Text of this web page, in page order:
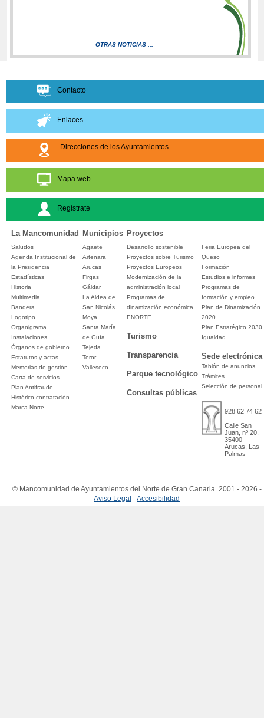
OTRAS NOTICIAS ...
Contacto
Enlaces
Direcciones de los Ayuntamientos
Mapa web
Regístrate
La Mancomunidad Municipios Proyectos
Saludos
Agenda Institucional de
la Presidencia
Estadísticas
Historia
Multimedia
Bandera
Logotipo
Organigrama
Instalaciones
Órganos de gobierno
Estatutos y actas
Memorias de gestión
Carta de servicios
Plan Antifraude
Histórico contratación
Marca Norte
Agaete
Artenara
Arucas
Firgas
Gáldar
La Aldea de
San Nicolás
Moya
Santa María
de Guía
Tejeda
Teror
Valleseco
Desarrollo sostenible
Proyectos sobre Turismo
Proyectos Europeos
Modernización de la
administración local
Programas de
dinamización económica
ENORTE
Turismo
Transparencia
Parque tecnológico
Consultas públicas
Feria Europea del
Queso
Formación
Estudios e informes
Programas de
formación y empleo
Plan de Dinamización
2020
Plan Estratégico 2030
Igualdad
Sede electrónica
Tablón de anuncios
Trámites
Selección de personal
928 62 74 62
Calle San
Juan, nº 20,
35400
Arucas, Las
Palmas
© Mancomunidad de Ayuntamientos del Norte de Gran Canaria. 2001 - 2026 -
Aviso Legal -Accesibilidad